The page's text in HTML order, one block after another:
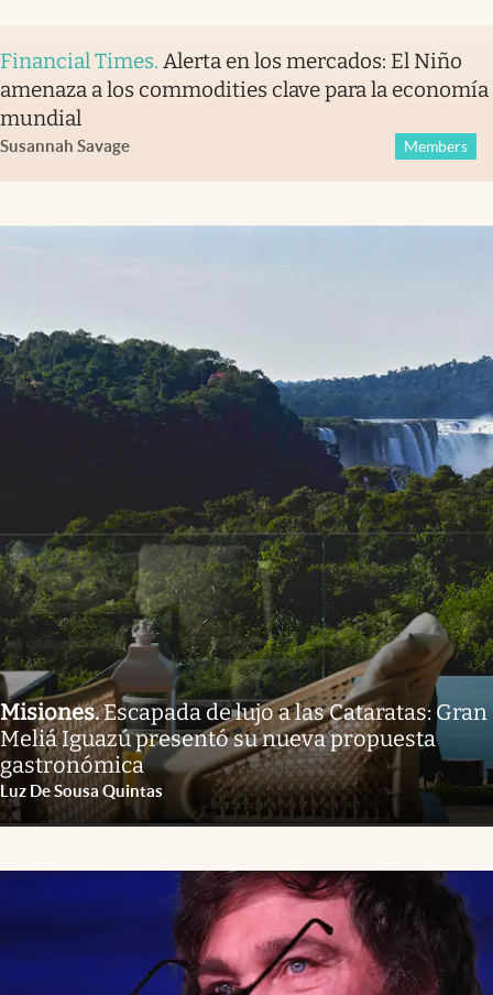
Financial Times. Alerta en los mercados: El Niño
amenaza a los commodities clave para la economía
mundial
Susannah Savage Members
Misiones.Escapada de lujo a las Cataratas: Gran
Meliá Iguazú presentó su nueva propuesta
gastronómica
Luz De Sousa Quintas